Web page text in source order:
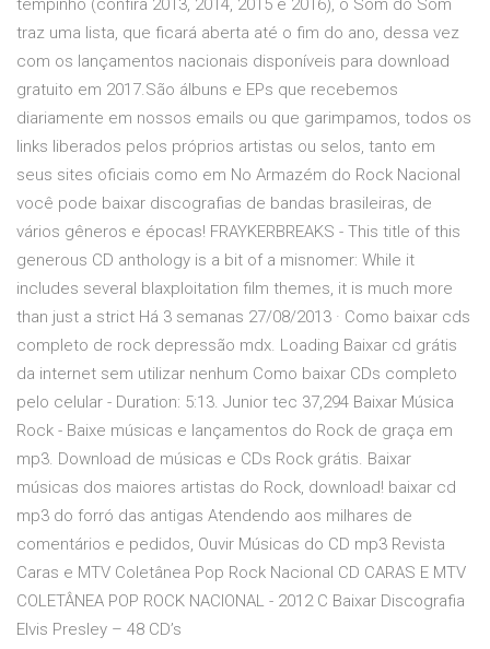
tempinho (confira 2013, 2014, 2015 e 2016), o Som do Som
traz uma lista, que ficará aberta até o fim do ano, dessa vez
com os lançamentos nacionais disponíveis para download
gratuito em 2017.São álbuns e EPs que recebemos
diariamente em nossos emails ou que garimpamos, todos os
links liberados pelos próprios artistas ou selos, tanto em
seus sites oficiais como em No Armazém do Rock Nacional
você pode baixar discografias de bandas brasileiras, de
vários gêneros e épocas! FRAYKERBREAKS - This title of this
generous CD anthology is a bit of a misnomer: While it
includes several blaxploitation film themes, it is much more
than just a strict Há 3 semanas 27/08/2013 · Como baixar cds
completo de rock depressão mdx. Loading Baixar cd grátis
da internet sem utilizar nenhum Como baixar CDs completo
pelo celular - Duration: 5:13. Junior tec 37,294 Baixar Música
Rock - Baixe músicas e lançamentos do Rock de graça em
mp3. Download de músicas e CDs Rock grátis. Baixar
músicas dos maiores artistas do Rock, download! baixar cd
mp3 do forró das antigas Atendendo aos milhares de
comentários e pedidos, Ouvir Músicas do CD mp3 Revista
Caras e MTV Coletânea Pop Rock Nacional CD CARAS E MTV
COLETÂNEA POP ROCK NACIONAL - 2012 C Baixar Discografia
Elvis Presley – 48 CD’s